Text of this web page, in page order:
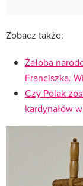
Zobacz także:
Żałoba
Franciszka.
Czy Polak
kardynałów